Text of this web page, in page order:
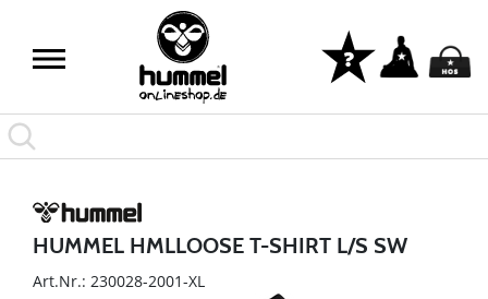
HUMMEL HMLLOOSE T-SHIRT L/S SW
Art.Nr.: 230028-2001-XL